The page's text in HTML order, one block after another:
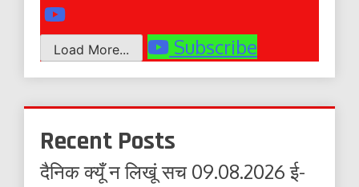
Load More... Subscribe
Recent Posts
दैनिक क्यूँ न लिखूं सच 09.08.2026 ई-